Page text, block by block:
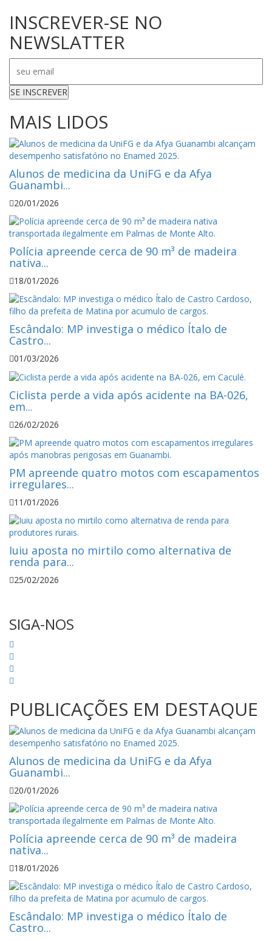
INSCREVER-SE NO
NEWSLATTER
SE INSCREVER
MAIS LIDOS
Alunos de medicina da UniFG e da Afya
Guanambi...
20/01/2026
Polícia apreende cerca de 90 m³ de madeira
nativa...
18/01/2026
Escândalo: MP investiga o médico Ítalo de
Castro...
01/03/2026
Ciclista perde a vida após acidente na BA-026,
em...
26/02/2026
PM apreende quatro motos com escapamentos
irregulares...
11/01/2026
Iuiu aposta no mirtilo como alternativa de
renda para...
25/02/2026
SIGA-NOS
PUBLICAÇÕES EM DESTAQUE
Alunos de medicina da UniFG e da Afya
Guanambi...
20/01/2026
Polícia apreende cerca de 90 m³ de madeira
nativa...
18/01/2026
Escândalo: MP investiga o médico Ítalo de
Castro...